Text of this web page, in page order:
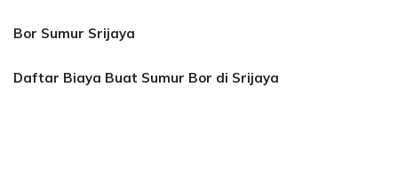
Bor Sumur Srijaya
Daftar Biaya Buat Sumur Bor di Srijaya